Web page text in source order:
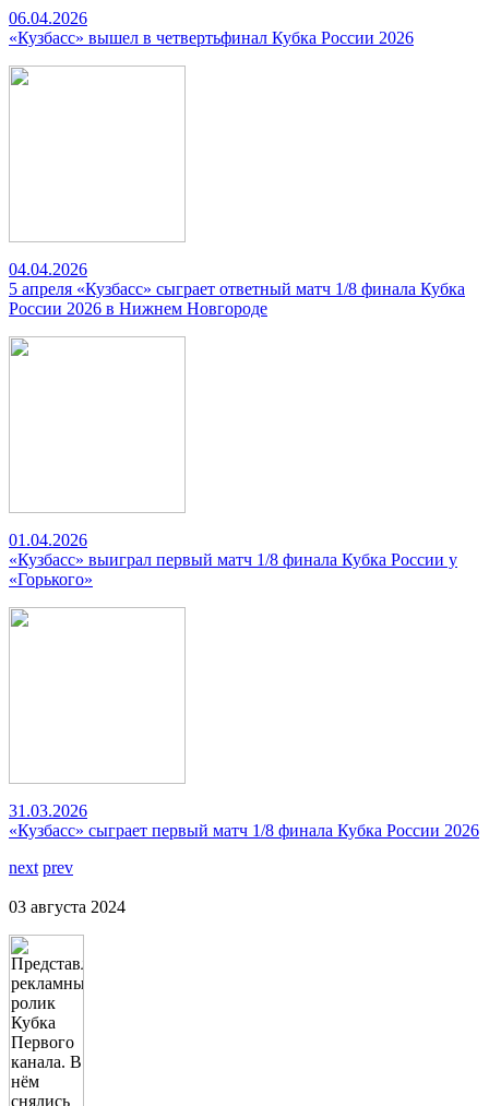
06.04.2026
«Кузбасс» вышел в четвертьфинал Кубка России 2026
04.04.2026
5 апреля «Кузбасс» сыграет ответный матч 1/8 финала Кубка
России 2026 в Нижнем Новгороде
01.04.2026
«Кузбасс» выиграл первый матч 1/8 финала Кубка России у
«Горького»
31.03.2026
«Кузбасс» сыграет первый матч 1/8 финала Кубка России 2026
next prev
03 августа 2024